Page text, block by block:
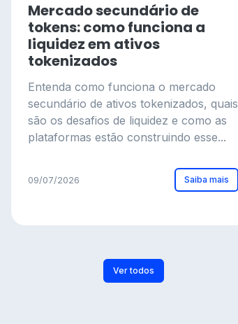
Mercado secundário de
tokens: como funciona a
liquidez em ativos
tokenizados
Entenda como funciona o mercado
secundário de ativos tokenizados, quais
são os desafios de liquidez e como as
plataformas estão construindo esse...
09/07/2026 Saiba mais
Ver todos